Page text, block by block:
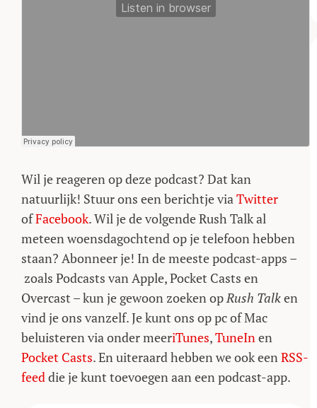
Wil je reageren op deze podcast? Dat kan
natuurlijk! Stuur ons een berichtje viaTwitter
ofFacebook. Wil je de volgende Rush Talk al
meteen woensdagochtend op je telefoon hebben
staan? Abonneer je! In de meeste podcast-apps –
zoals Podcasts van Apple, Pocket Casts en
Overcast – kun je gewoon zoeken opRush Talken
vind je ons vanzelf. Je kunt ons op pc of Mac
beluisteren via onder meeriTunes,TuneInen
Pocket Casts. En uiteraard hebben we ook eenRSS-
feeddie je kunt toevoegen aan een podcast-app.